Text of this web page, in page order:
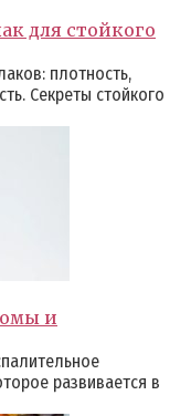
для стойкого
плотность,
Секреты стойкого
и
развивается в